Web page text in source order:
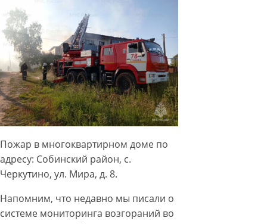
Пожар в многоквартирном доме по
адресу: Собинский район, с.
Черкутино, ул. Мира, д. 8.
Напомним, что недавно мы писали о
системе мониторинга возгораний во